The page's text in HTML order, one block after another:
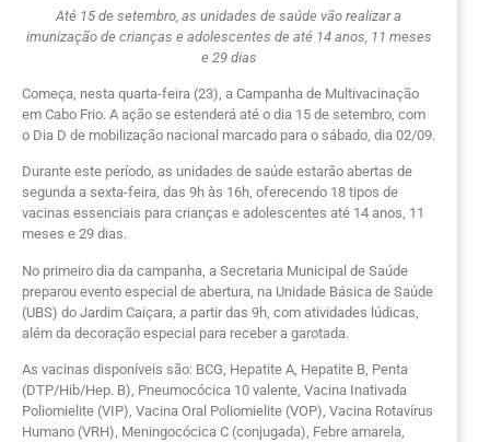
Até 15 de setembro, as unidades de saúde vão realizar a
imunização de crianças e adolescentes de até 14 anos, 11 meses
e 29 dias
Começa, nesta quarta-feira (23), a Campanha de Multivacinação
em Cabo Frio. A ação se estenderá até o dia 15 de setembro, com
o Dia D de mobilização nacional marcado para o sábado, dia 02/09.
Durante este período, as unidades de saúde estarão abertas de
segunda a sexta-feira, das 9h às 16h, oferecendo 18 tipos de
vacinas essenciais para crianças e adolescentes até 14 anos, 11
meses e 29 dias.
No primeiro dia da campanha, a Secretaria Municipal de Saúde
preparou evento especial de abertura, na Unidade Básica de Saúde
(UBS) do Jardim Caiçara, a partir das 9h, com atividades lúdicas,
além da decoração especial para receber a garotada.
As vacinas disponíveis são: BCG, Hepatite A, Hepatite B, Penta
(DTP/Hib/Hep. B), Pneumocócica 10 valente, Vacina Inativada
Poliomielite (VIP), Vacina Oral Poliomielite (VOP), Vacina Rotavírus
Humano (VRH), Meningocócica C (conjugada), Febre amarela,